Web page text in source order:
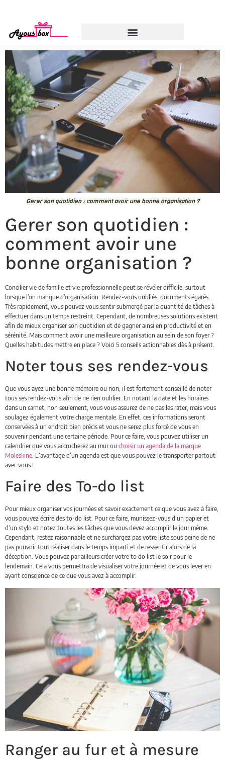
Gerer son quotidien : comment avoir une bonne organisation ?
Gerer son quotidien :
comment avoir une
bonne organisation ?
Concilier vie de famille et vie professionnelle peut se révéler difficile, surtout
lorsque l’on manque d’organisation. Rendez-vous oubliés, documents égarés…
Très rapidement, vous pouvez vous sentir submergé par la quantité de tâches à
effectuer dans un temps restreint. Cependant, de nombreuses solutions existent
afin de mieux organiser son quotidien et de gagner ainsi en productivité et en
sérénité. Mais comment avoir une meilleure organisation au sein de son foyer ?
Quelles habitudes mettre en place ? Voici 5 conseils actionnables dès à présent.
Noter tous ses rendez-vous
Que vous ayez une bonne mémoire ou non, il est fortement conseillé de noter
tous ses rendez-vous afin de ne rien oublier. En notant la date et les horaires
dans un carnet, non seulement, vous vous assurez de ne pas les rater, mais vous
soulagez également votre charge mentale. En effet, ces informations seront
conservées à un endroit bien précis et vous ne serez plus forcé de vous en
souvenir pendant une certaine période. Pour ce faire, vous pouvez utiliser un
calendrier que vous accrocherez au mur ou choisir un agenda de la marque
Moleskine . L’avantage d’un agenda est que vous pouvez le transporter partout
avec vous !
Faire des To-do list
Pour mieux organiser vos journées et savoir exactement ce que vous avez à faire,
vous pouvez écrire des to-do list. Pour ce faire, munissez-vous d’un papier et
d’un stylo et notez toutes les tâches que vous devez accomplir le jour même.
Cependant, restez raisonnable et ne surchargez pas votre liste sous peine de ne
pas pouvoir tout réaliser dans le temps imparti et de ressentir alors de la
déception. Vous pouvez par ailleurs créer votre to do list le soir pour le
lendemain. Cela vous permettra de visualiser votre journée et de vous lever en
ayant conscience de ce que vous avez à accomplir.
Ranger au fur et à mesure